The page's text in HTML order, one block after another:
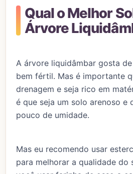
Qual o Melhor
Árvore
A árvore liquidâmbar gosta
bem fértil. Mas é importante
drenagem e seja rico em
é que seja um solo arenoso e
pouco de umidade.
Mas eu recomendo usar
para melhorar a qualidade do